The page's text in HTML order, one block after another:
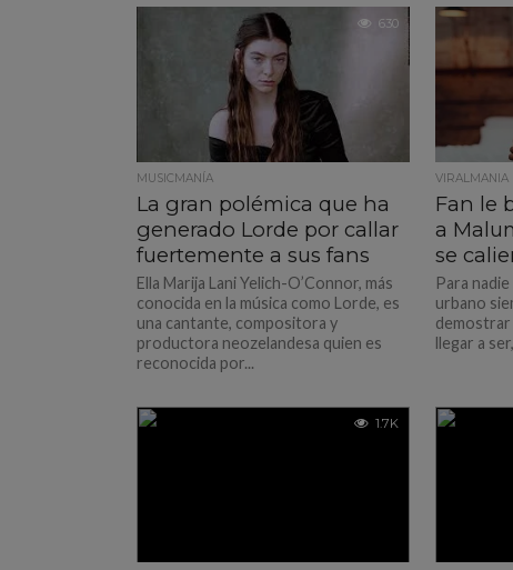
630
MUSICMANÍA
La gran polémica que ha
generado Lorde por callar
fuertemente a sus fans
Ella Marija Lani Yelich-O’Connor, más
conocida en la música como Lorde, es
una cantante, compositora y
productora neozelandesa quien es
reconocida por...
VIRALMANIA
Fan le
a
se
Para
urbano
llegar a
1.7K